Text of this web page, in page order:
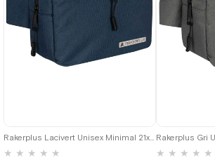
Rakerplus Lacivert Unisex Minimal 21x15x5 cm Bel ve Göğüs Çantası
★ ★ ★ ★ ★ ★ ★ ★ ★ ★